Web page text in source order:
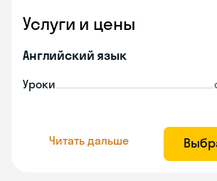
Услуги и цены
Английский язык
Уроки
Читать дальше